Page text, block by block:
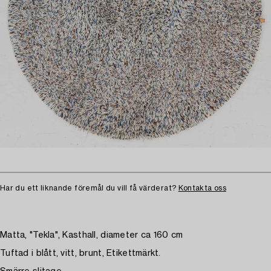
Har du ett liknande föremål du vill få värderat? Kontakta oss
Matta, "Tekla", Kasthall, diameter ca 160 cm
Tuftad i blått, vitt, brunt, Etikettmärkt.